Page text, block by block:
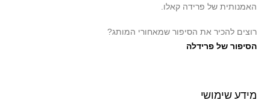
האמנותית של פרידה קאלו.
רוצים להכיר את הסיפור שמאחורי המותג?
הסיפור של פרידלה
מידע שימושי